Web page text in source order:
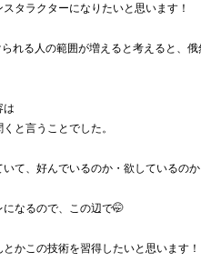
タラクターになりたいと思います！
れる人の範囲が増えると考えると、俄
は
と言うことでした。
て、好んでいるのか・欲しているの
なるので、この辺で🤭
かこの技術を習得したいと思います！